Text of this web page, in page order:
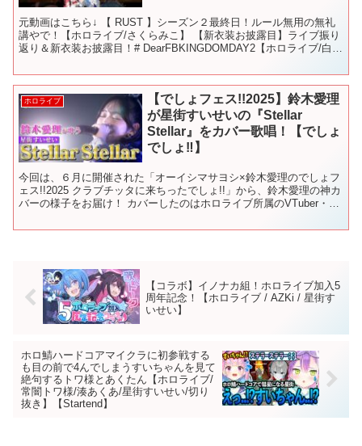
元動画はこちら↓ 【 RUST 】シーズン２最終日！ルール無用の無礼
講やで！【ホロライブ/さくらみこ】 【新衣装お披露目】ライブ振り
返り＆新衣装お披露目！# DearFBKINGDOMDAY2【ホロライブ/白上
ホロライブ
【でしょフェス!!2025】鈴木愛理
が星街すいせいの『Stellar
Stellar』をカバー歌唱！【でしょ
でしょ‼】
今回は、６月に開催された「オーイシマサヨシ×鈴木愛理のでしょフ
ェス!!2025 クラブチッタに来ちったでしょ!!」から、鈴木愛理の神カ
バーの様子をお届け！ カバーしたのはホロライブ所属のVTuber・星
【コラボ】イノナカ組！ホロライブ加入5
周年記念！【ホロライブ / AZKi / 星街す
いせい】
ホロ鯖ハードコアマイクラに初参戦する
も目の前で4んでしまうすいちゃんを見て
絶句するトワ様とあくたん【ホロライブ/
常闇トワ様/湊あくあ/星街すいせい/切り
抜き】【Startend】